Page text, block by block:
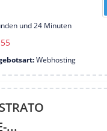
und 24 Minuten
55
Webhosting
...